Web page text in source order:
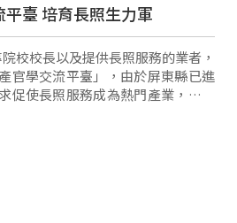
臺 培育長照生力軍
校校長以及提供長照服務的業者，
官學交流平臺」，由於屏東縣已進
促使長照服務成為熱門產業，縣府
並促進在地相關科系學生在地就
同建構交流平臺。